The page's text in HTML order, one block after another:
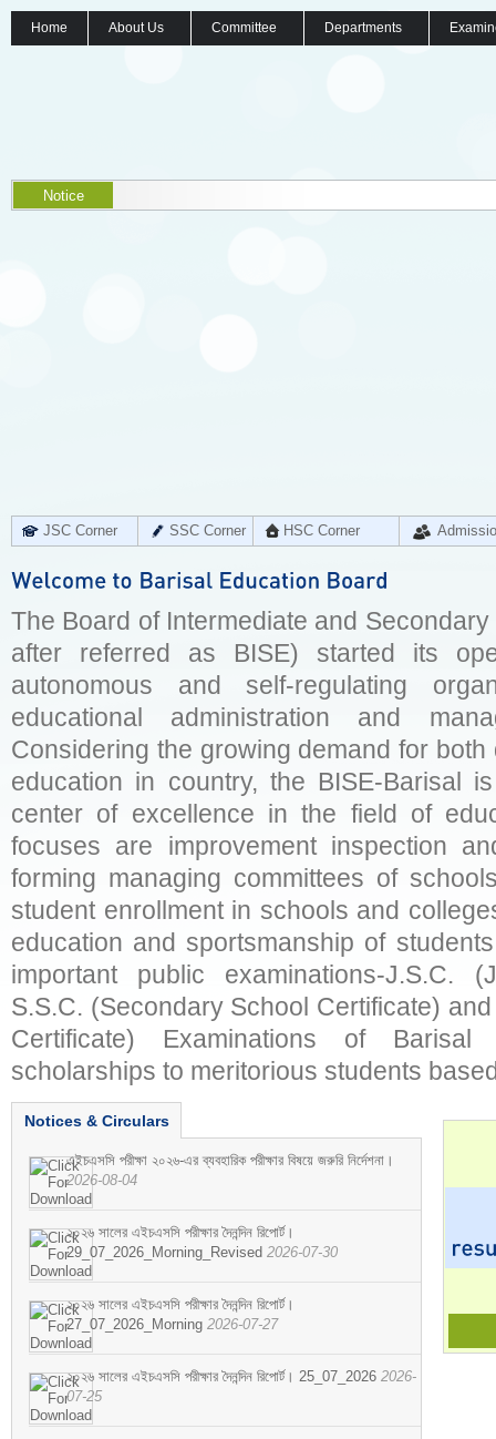
Home About Us Committee Departments
Notice
JSC Corner SSC Corner HSC Corner
The Board of Intermediate and
after referred as BISE) started its
autonomous and self-regulating
educational administration and
Considering the growing demand for
education in country, the BISE-Barisal
center of excellence in the field of
focuses are improvement inspection
forming managing committees of
student enrollment in schools and
education and sportsmanship of
important public examinations-J.S.C.
S.S.C. (Secondary School Certificate)
Certificate) Examinations of
scholarships to meritorious students
Notices & Circulars
এইচএসসি পরীক্ষা ২০২৬-এর ব্যবহারিক পরীক্ষার বিষয়ে জরুরি নির্দেশনা।
2026-08-04
২০২৬ সালের এইচএসসি পরীক্ষার দৈনন্দিন রিপোর্ট।
29_07_2026_Morning_Revised 2026-07-30
২০২৬ সালের এইচএসসি পরীক্ষার দৈনন্দিন রিপোর্ট।
27_07_2026_Morning 2026-07-27
২০২৬ সালের এইচএসসি পরীক্ষার দৈনন্দিন রিপোর্ট। 25_07_2026 2026-
07-25